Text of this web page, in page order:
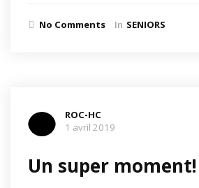
No Comments In SENIORS
ROC-HC
1 avril 2019
Un super moment!